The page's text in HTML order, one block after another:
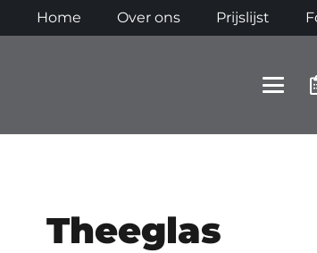
Home Over ons Prijslijst
Theeglas